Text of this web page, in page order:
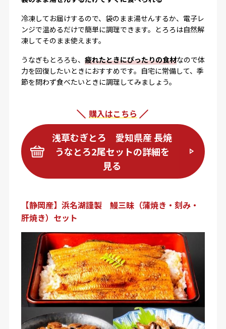
冷凍してお届けするので、袋のまま湯せんするか、電子レ
ンジで温めるだけで簡単に調理できます。とろろは自然解
凍してそのまま使えます。
うなぎもとろろも、 疲れたときにぴったりの食材なので体
力を回復したいときにおすすめです。自宅に常備して、季
節を問わず食べたいときに調理してみましょう。
購入はこちら
浅草むぎとろ 愛知県産 長焼
うなとろ2尾セットの詳細を
見る
【静岡産】浜名湖謹製 鰻三昧（蒲焼き・刻み・
肝焼き）セット